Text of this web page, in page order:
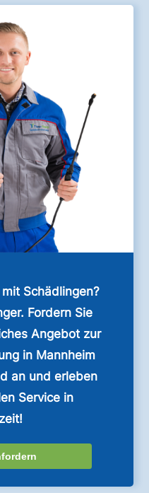
Schädlingen?
Fordern Sie
Angebot zur
in Mannheim
an und erleben
Service in